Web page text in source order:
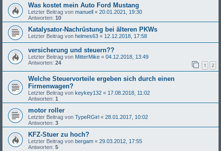
Was kostet mein Auto Ford Mustang
Letzter Beitrag von manuell « 20.01.2021, 19:30
Antworten: 10
Katalysator-Nachrüstung bei älteren PKWs
Letzter Beitrag von helmes63 « 12.12.2018, 17:58
versicherung und steuern??
Letzter Beitrag von MitterMike « 04.12.2018, 13:49
Antworten: 24 1 2
Welche Steuervorteile ergeben sich durch einen
Firmenwagen?
Letzter Beitrag von keykey132 « 17.08.2018, 11:02
Antworten: 1
motor roller
Letzter Beitrag von TypeRGirl « 28.01.2017, 10:02
Antworten: 3
KFZ-Stuer zu hoch?
Letzter Beitrag von bergam « 29.03.2012, 17:55
Antworten: 5